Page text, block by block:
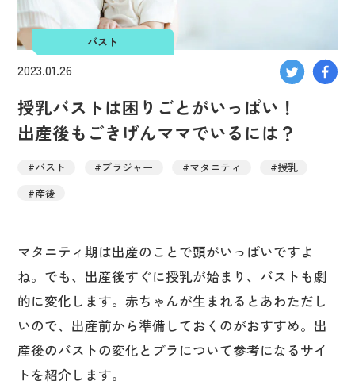
バスト
2023.01.26
授乳バストは困りごとがいっぱい！
出産後もごきげんママでいるには？
#バスト #ブラジャー #マタニティ
#授乳
#産後
マタニティ期は出産のことで頭がいっぱいですよ
ね。でも、出産後すぐに授乳が始まり、バストも劇
的に変化します。赤ちゃんが生まれるとあわただし
いので、出産前から準備しておくのがおすすめ。出
産後のバストの変化とブラについて参考になるサイ
トを紹介します。